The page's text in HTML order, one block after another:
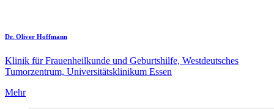
Dr. Oliver Hoffmann
Klinik für Frauenheilkunde und Geburtshilfe, Westdeutsches
Tumorzentrum, Universitätsklinikum Essen
Mehr